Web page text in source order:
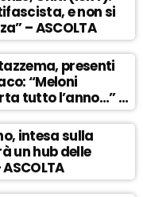
e non si
– ASCOLTA
presenti
“Meloni
tutto l’anno…” –
intesa sulla
un hub delle